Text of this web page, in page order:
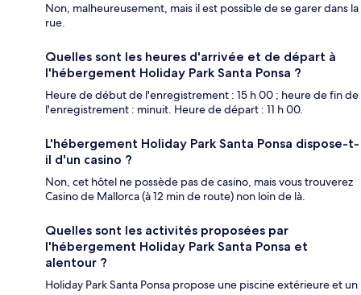
Non, malheureusement, mais il est possible de se garer dans la
rue.
Quelles sont les heures d'arrivée et de départ à
l'hébergement Holiday Park Santa Ponsa ?
Heure de début de l'enregistrement : 15 h 00 ; heure de fin de
l'enregistrement : minuit. Heure de départ : 11 h 00.
L'hébergement Holiday Park Santa Ponsa dispose-t-
il d'un casino ?
Non, cet hôtel ne possède pas de casino, mais vous trouverez
Casino de Mallorca (à 12 min de route) non loin de là.
Quelles sont les activités proposées par
l'hébergement Holiday Park Santa Ponsa et
alentour ?
Holiday Park Santa Ponsa propose une piscine extérieure et un